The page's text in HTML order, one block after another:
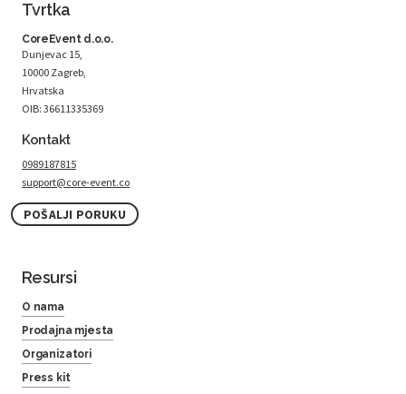
Tvrtka
CoreEvent d.o.o.
Dunjevac 15,
10000 Zagreb,
Hrvatska
OIB: 36611335369
Kontakt
0989187815
support@core-event.co
POŠALJI PORUKU
Resursi
O nama
Prodajna mjesta
Organizatori
Press kit